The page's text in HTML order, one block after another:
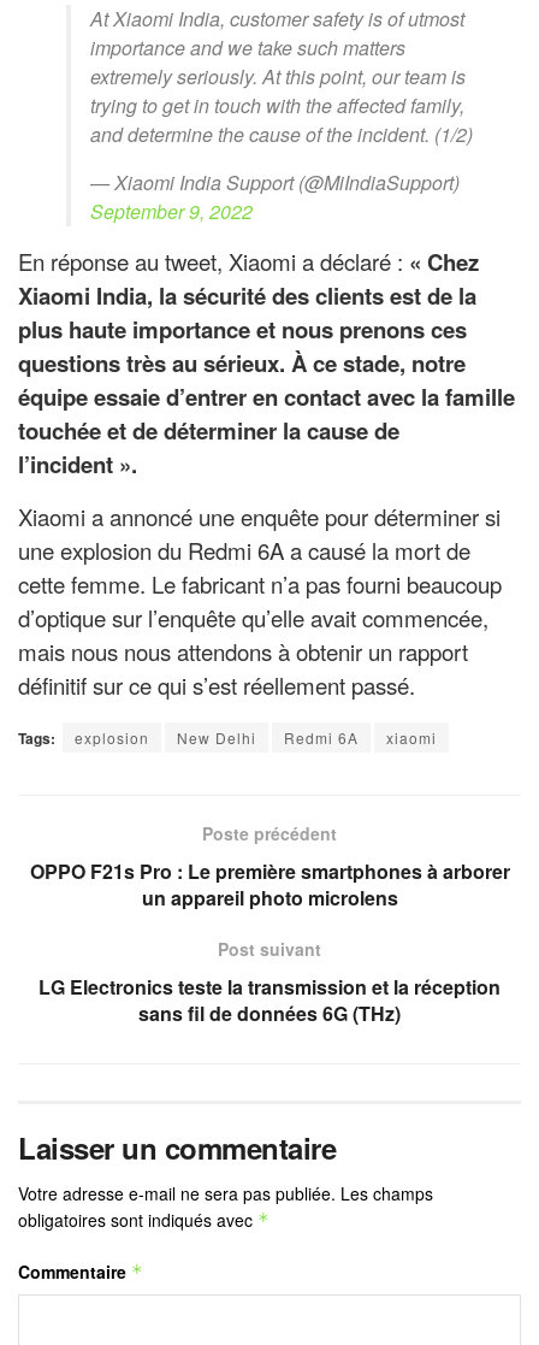
At Xiaomi India, customer safety is of utmost
importance and we take such matters
extremely seriously. At this point, our team is
trying to get in touch with the affected family,
and determine the cause of the incident. (1/2)
— Xiaomi India Support (@MiIndiaSupport)
September 9, 2022
En réponse au tweet, Xiaomi a déclaré : « Chez
Xiaomi India, la sécurité des clients est de la
plus haute importance et nous prenons ces
questions très au sérieux. À ce stade, notre
équipe essaie d’entrer en contact avec la famille
touchée et de déterminer la cause de
l’incident ».
Xiaomi a annoncé une enquête pour déterminer si
une explosion du Redmi 6A a causé la mort de
cette femme. Le fabricant n’a pas fourni beaucoup
d’optique sur l’enquête qu’elle avait commencée,
mais nous nous attendons à obtenir un rapport
définitif sur ce qui s’est réellement passé.
Tags: explosion New Delhi Redmi 6A xiaomi
Poste précédent
OPPO F21s Pro : Le première smartphones à arborer
un appareil photo microlens
Post suivant
LG Electronics teste la transmission et la réception
sans fil de données 6G (THz)
Laisser un commentaire
Votre adresse e-mail ne sera pas publiée. Les champs
obligatoires sont indiqués avec *
Commentaire *